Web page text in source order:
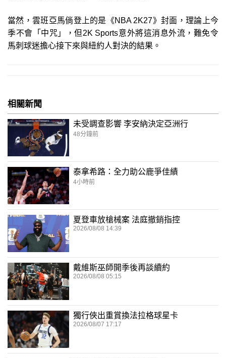
當然，雲班亞馬倘登上的是《NBA 2K27》封面，理論上今
季不會「中咒」，但2K Sports意外將這消息外流，難免令
馬刺球迷擔心接下來與紐約人對決的結果。
相關新聞
未受調查影響 李安納決定亞洲行
48分鐘前
泰拿希路：全力助公鹿爭佳績
4小時前
夏登車放槍械案 法庭撤銷指控
2026/08/08 14:39
戴維斯巫師開季後再談續約
2026/08/08 05:15
獨行俠出重賞換法拉格球星卡
2026/08/07 17:17